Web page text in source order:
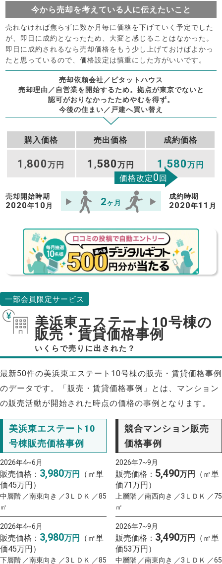
今から売却を考えている人に伝えたいこと
売れなければ焦らずに数か月毎に価格を下げていく予定でした
が、即日に成約となったため、大変と感じることはなかった。
即日に成約されるなら売却価格をもう少し上げておけばよかっ
たと思っているので、価格設定は慎重にした方がいいです。
売却依頼会社／ピタットハウス
売却理由／自営業を開始するため。拠点が東京でないと
認可がおりなかったためやむを得ず。
今後の住まい／戸建へ買い替え
購入価格 売出価格 成約価格
1 ,800万円 1 ,580万円 1 ,580万円
価格改定0回
売却開始時期
2020年10 月 2ヶ月
成約時期
2020年11 月
一部会員限定サービス
美浜東エステート10号棟の
販売・賃貸価格事例
いくらで売りに出された？
最新50件の美浜東エステート10号棟の販売・賃貸価格事例
のデータです。「販売・賃貸価格事例」とは、マンション
の販売活動が開始された時点の価格の事例となります。
美浜東エステート10
号棟販売価格事例
2026年4~6月
販売価格： 3,980万円
（㎡単
価45万円）
中層階 ／南東向き ／3ＬＤＫ ／85
㎡
2026年4~6月
販売価格： 3,980万円
（㎡単
価45万円）
下層階 ／南東向き ／3ＬＤＫ ／85
競合マンション販売
価格事例
2026年7~9月
販売価格： 5,490万円
（㎡単
価71万円）
上層階 ／南西向き ／3ＬＤＫ ／75
㎡
2026年7~9月
販売価格： 3,490万円
（㎡単
価53万円）
中層階 ／南東向き ／3ＬＤＫ ／65